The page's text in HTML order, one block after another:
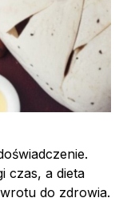
czas, a dieta
do zdrowia.